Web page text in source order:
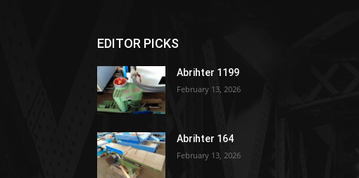
EDITOR PICKS
Abrihter 1199
February 13, 2026
Abrihter 164
February 13, 2026